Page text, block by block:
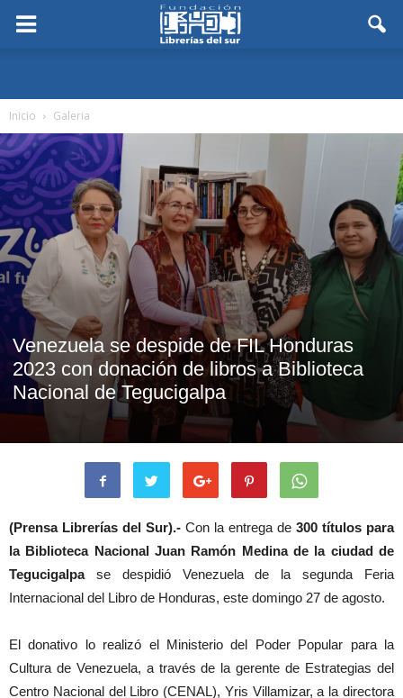
Inicio Galeria
Venezuela se despide de FIL Honduras
2023 con donación de libros a Biblioteca
Nacional de Tegucigalpa
(Prensa Librerías del Sur).- Con la entrega de 300 títulos para
la Biblioteca Nacional Juan Ramón Medina de la ciudad de
Tegucigalpase despidió Venezuela de la segunda Feria
Internacional del Libro de Honduras, este domingo 27 de agosto.
El donativo lo realizó el Ministerio del Poder Popular para la
Cultura de Venezuela, a través de la gerente de Estrategias del
Centro Nacional del Libro (CENAL), Yris Villamizar, a la directora